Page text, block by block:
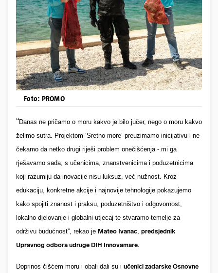
Foto: PROMO
“Danas ne pričamo o moru kakvo je bilo jučer, nego o moru kakvo
želimo sutra. Projektom ‘Sretno more’ preuzimamo inicijativu i ne
čekamo da netko drugi riješi problem onečišćenja - mi ga
rješavamo sada, s učenicima, znanstvenicima i poduzetnicima
koji razumiju da inovacije nisu luksuz, već nužnost. Kroz
edukaciju, konkretne akcije i najnovije tehnologije pokazujemo
kako spojiti znanost i praksu, poduzetništvo i odgovornost,
lokalno djelovanje i globalni utjecaj te stvaramo temelje za
održivu budućnost”, rekao je Mateo Ivanac predsjednik
Upravnog odbora udruge DIH Innovamare.
Doprinos čišćem moru i obali dali su i učenici zadarske Osnovne